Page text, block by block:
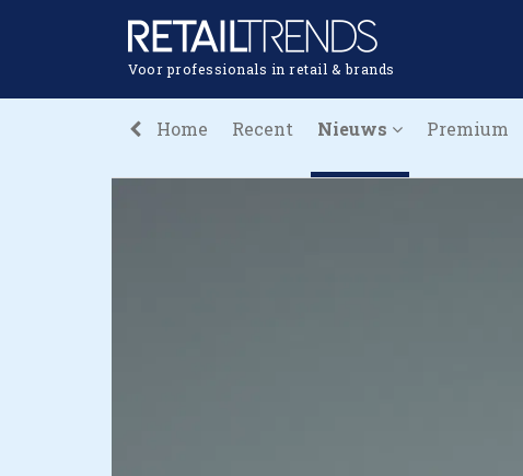
Voor professionals in retail & brands
Home Recent Nieuws Premium